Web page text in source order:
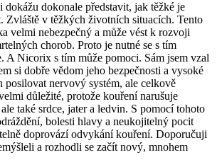
dokážu dokonale představit, jak těžké je
Zvláště v těžkých životních situacích. Tento
velmi nebezpečný a může vést k rozvoji
chorob. Proto je nutné se s tím
A Nicorix s tím může pomoci. Sám jsem vzal
si dobře vědom jeho bezpečnosti a vysoké
posilovat nervový systém, ale celkově
důležité, protože kouření narušuje
také srdce, jater a ledvin. S pomocí tohoto
bolesti hlavy a neukojitelný pocit
doprovází odvykání kouření. Doporučuji
a rozhodli se začít nový, mnohem